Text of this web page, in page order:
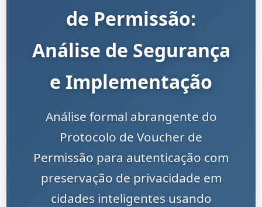
de Permissão:
Análise de Segurança
e Implementação
Análise formal abrangente do
Protocolo de Voucher de
Permissão para autenticação com
preservação de privacidade em
cidades inteligentes usando